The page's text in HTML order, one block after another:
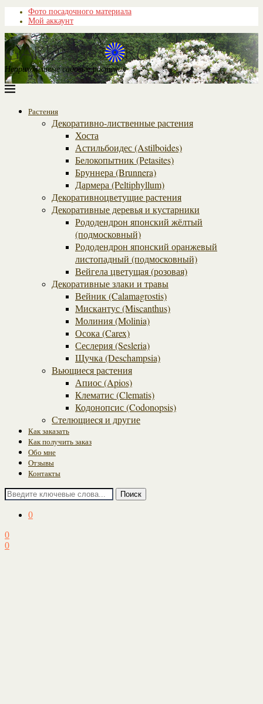
Фото посадочного материала
Мой аккаунт
Неприхотливые садовые растения
Растения
Декоративно-лиственные растения
Хоста
Астильбоидес (Astilboides)
Белокопытник (Рetasites)
Бруннера (Brunnera)
Дармера (Peltiphyllum)
Декоративноцветущие растения
Декоративные деревья и кустарники
Рододендрон японский жёлтый
(подмосковный)
Рододендрон японский оранжевый
листопадный (подмосковный)
Вейгела цветущая (розовая)
Декоративные злаки и травы
Вейник (Calamagrostis)
Мискантус (Miscanthus)
Молиния (Molinia)
Осока (Carex)
Сеслерия (Sesleria)
Щучка (Deschampsia)
Вьющиеся растения
Апиос (Apios)
Клематис (Clematis)
Кодонопсис (Codonopsis)
Стелющиеся и другие
Как заказать
Как получить заказ
Обо мне
Отзывы
Контакты
Поиск
0
0
0